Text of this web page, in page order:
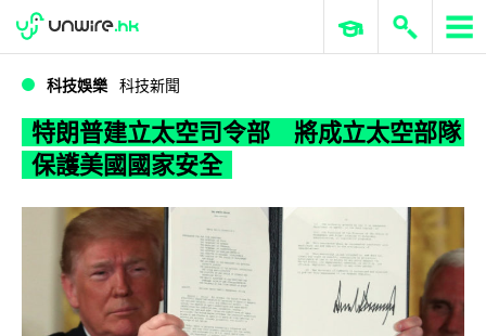
WWDC 2026 ERP 與商業 AI
科技娛樂 科技新聞
特朗普建立太空司令部 將成立太空部隊
保護美國國家安全